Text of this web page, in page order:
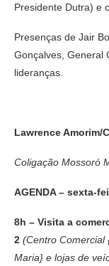
Presidente Dutra) e
Presenças de Jair
Gonçalves, General
lideranças.
Lawrence Amorim/
Coligação Mossoró
AGENDA – sexta-
8h – Visita a
2 (Centro Comercial
Maria} e lojas de